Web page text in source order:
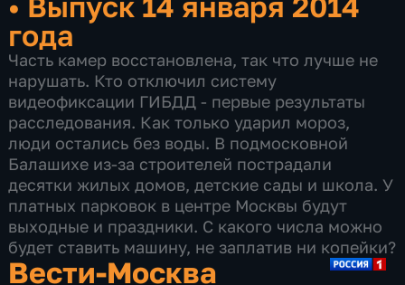
года
Часть камер восстановлена, так что лучше не
нарушать. Кто отключил систему
видеофиксации ГИБДД - первые результаты
расследования. Как только ударил мороз,
люди остались без воды. В подмосковной
Балашихе из-за строителей пострадали
десятки жилых домов, детские сады и школа. У
платных парковок в центре Москвы будут
выходные и праздники. С какого числа можно
будет ставить машину, не заплатив ни копейки?
Вести-Москва